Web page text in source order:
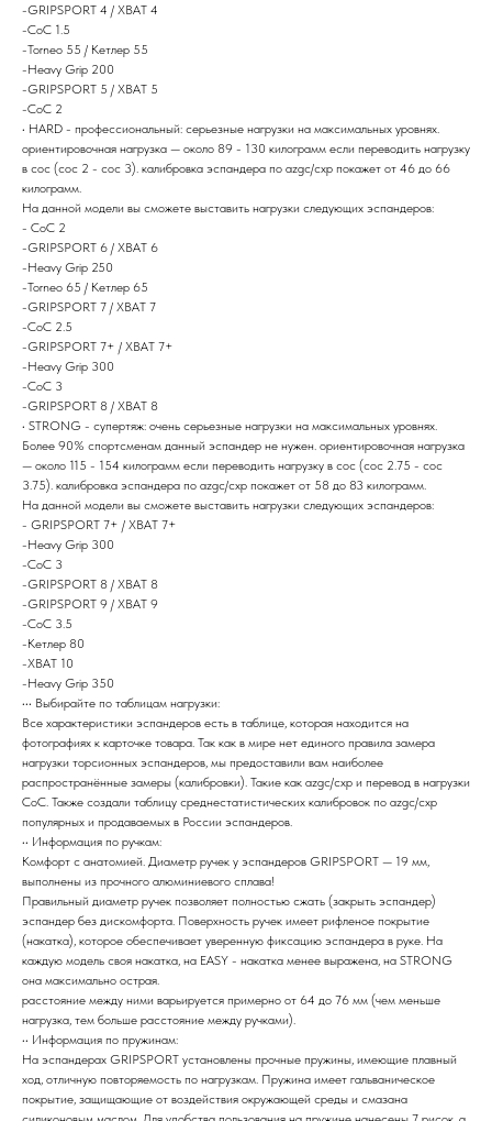
-GRIPSPORT 4 / ХВАТ 4
-CoC 1.5
-Torneo 55 / Кетлер 55
-Heavy Grip 200
-GRIPSPORT 5 / ХВАТ 5
-CoC 2
• HARD - профессиональный: серьезные нагрузки на максимальных уровнях.
ориентировочная нагрузка — около 89 - 130 килограмм если переводить нагрузку
в сос (coc 2 - coc 3). калибровка эспандера по azgc/схр покажет от 46 до 66
килограмм.
На данной модели вы сможете выставить нагрузки следующих эспандеров:
- CoC 2
-GRIPSPORT 6 / ХВАТ 6
-Heavy Grip 250
-Torneo 65 / Кетлер 65
-GRIPSPORT 7 / ХВАТ 7
-CoC 2.5
-GRIPSPORT 7+ / ХВАТ 7+
-Heavy Grip 300
-CoC 3
-GRIPSPORT 8 / ХВАТ 8
• STRONG - супертяж: очень серьезные нагрузки на максимальных уровнях.
Более 90% спортсменам данный эспандер не нужен. ориентировочная нагрузка
— около 115 - 154 килограмм если переводить нагрузку в сос (coc 2.75 - coc
3.75). калибровка эспандера по azgc/схр покажет от 58 до 83 килограмм.
На данной модели вы сможете выставить нагрузки следующих эспандеров:
- GRIPSPORT 7+ / ХВАТ 7+
-Heavy Grip 300
-CoC 3
-GRIPSPORT 8 / ХВАТ 8
-GRIPSPORT 9 / ХВАТ 9
-CoC 3.5
-Кетлер 80
-XBAT 10
-Heavy Grip 350
••• Выбирайте по таблицам нагрузки:
Все характеристики эспандеров есть в таблице, которая находится на
фотографиях к карточке товара. Так как в мире нет единого правила замера
нагрузки торсионных эспандеров, мы предоставили вам наиболее
распространённые замеры (калибровки). Такие как azgc/схр и перевод в нагрузки
CoC. Также создали таблицу среднестатистических калибровок по azgc/схр
популярных и продаваемых в России эспандеров.
•• Информация по ручкам:
Комфорт с анатомией. Диаметр ручек у эспандеров GRIPSPORT — 19 мм,
выполнены из прочного алюминиевого сплава!
Правильный диаметр ручек позволяет полностью сжать (закрыть эспандер)
эспандер без дискомфорта. Поверхность ручек имеет рифленое покрытие
(накатка), которое обеспечивает уверенную фиксацию эспандера в руке. На
каждую модель своя накатка, на EASY - накатка менее выражена, на STRONG
она максимально острая.
расстояние между ними варьируется примерно от 64 до 76 мм (чем меньше
нагрузка, тем больше расстояние между ручками).
•• Информация по пружинам:
На эспандерах GRIPSPORT установлены прочные пружины, имеющие плавный
ход, отличную повторяемость по нагрузкам. Пружина имеет гальваническое
покрытие, защищающие от воздействия окружающей среды и смазана